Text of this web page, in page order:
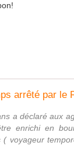
arrêté par le
a déclaré aux
enrichi en
( voyageur